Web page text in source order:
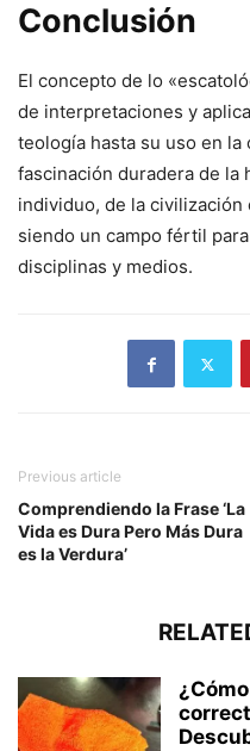
Conclusión
El concepto de lo
de interpretaciones y
teología hasta su uso en
fascinación duradera de la
individuo, de la
siendo un campo fértil
disciplinas y medios.
Previous article
Comprendiendo la Frase ‘La
Vida es Dura Pero Más Dura
es la Verdura’